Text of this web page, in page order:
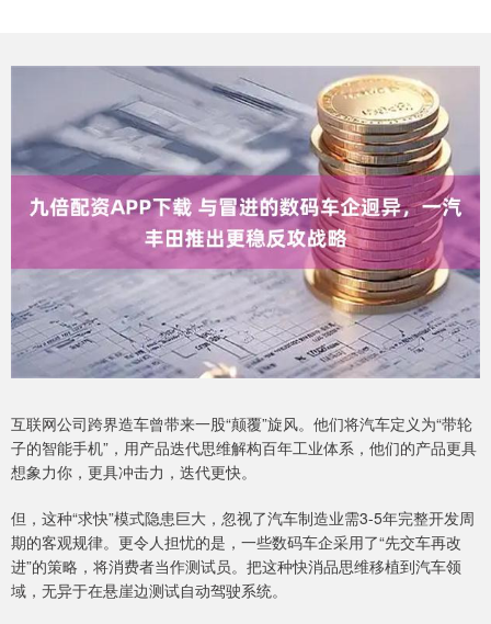
互联网公司跨界造车曾带来一股“颠覆”旋风。他们将汽车定义为“带轮
子的智能手机”，用产品迭代思维解构百年工业体系，他们的产品更具
想象力你，更具冲击力，迭代更快。
但，这种“求快”模式隐患巨大，忽视了汽车制造业需3-5年完整开发周
期的客观规律。更令人担忧的是，一些数码车企采用了“先交车再改
进”的策略，将消费者当作测试员。把这种快消品思维移植到汽车领
域，无异于在悬崖边测试自动驾驶系统。